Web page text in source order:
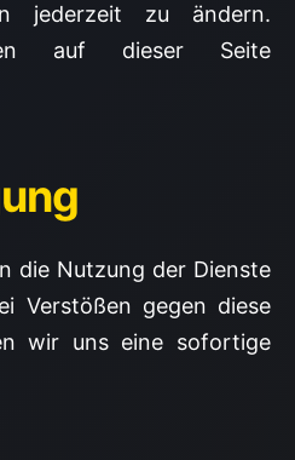
jederzeit zu ändern.
auf dieser Seite
die Nutzung der Dienste
Verstößen gegen diese
wir uns eine sofortige